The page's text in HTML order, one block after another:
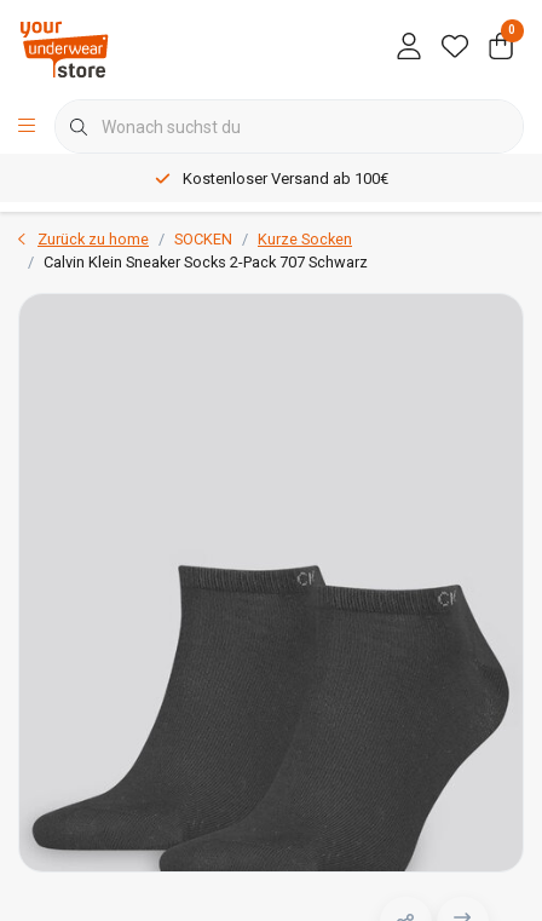
0
Kostenloser Versand ab 100€
Zurück zu home SOCKEN
Kurze Socken
Calvin Klein Sneaker Socks 2-Pack 707 Schwarz